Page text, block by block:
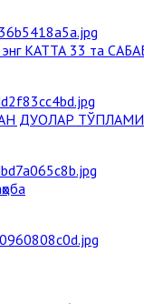
КАТТА 33 та
ДУОЛАР ТЎПЛАМИ